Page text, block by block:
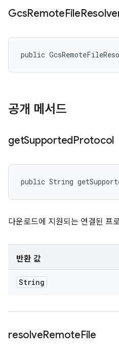
GcsRemoteFile
public
공개 메서드
getSupportedProtocol
public String
다운로드에 지원되는 연결된 프
반환 값
String
resolveRemoteFile